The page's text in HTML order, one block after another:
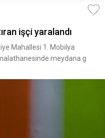
işçi yaralandı
Mahallesi 1. Mobilya
meydana g